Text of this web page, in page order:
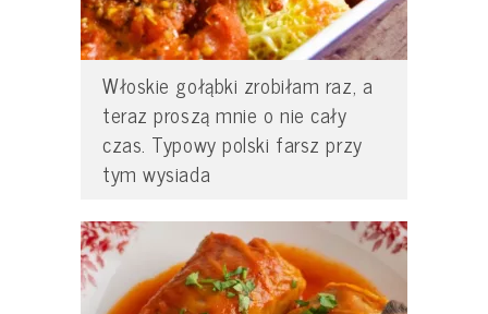
Włoskie gołąbki zrobiłam raz, a
teraz proszą mnie o nie cały
czas. Typowy polski farsz przy
tym wysiada